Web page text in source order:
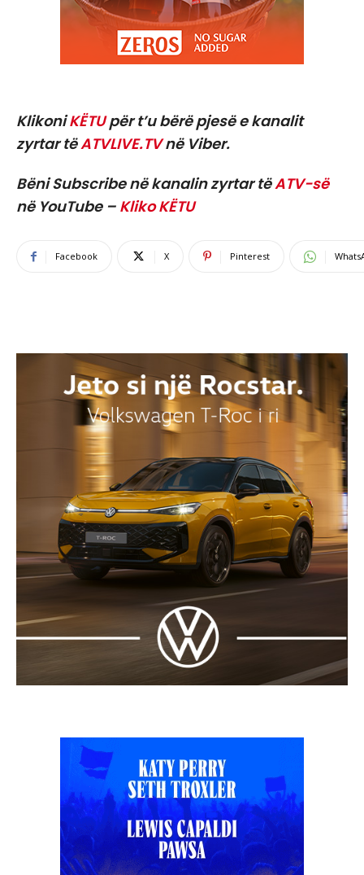
KlikoniKËTUpër t’u bërë pjesë e kanalit
zyrtar tëATVLIVE.TVnë Viber.
Bëni Subscribe në kanalin zyrtar tëATV-së
në YouTube – Kliko KËTU
Facebook X Pinterest